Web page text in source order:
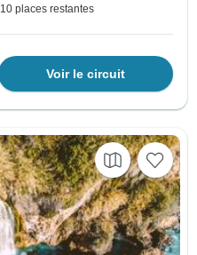
10 places restantes
Voir le circuit